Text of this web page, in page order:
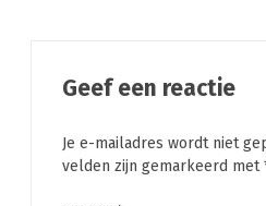
Geef een reactie
Je e-mailadres wordt niet
velden zijn gemarkeerd met